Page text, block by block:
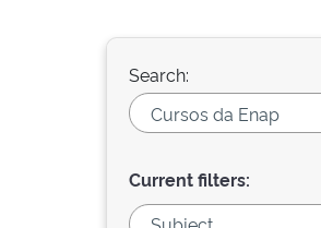
Search:
Current filters: